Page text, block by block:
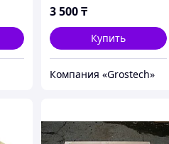
3 500₸
Купить
Компания «Grostech»